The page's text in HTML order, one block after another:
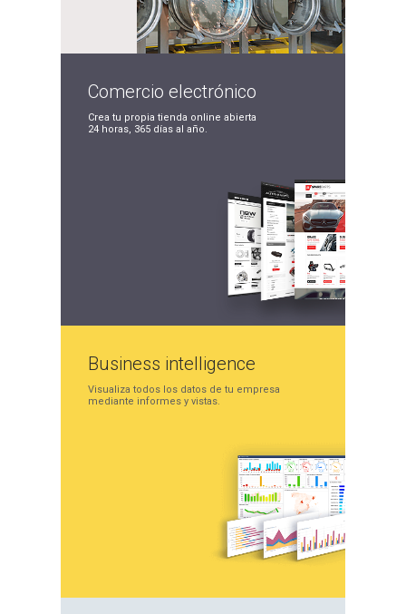
Comercioelectrónico
Crea tu propia tienda online abierta
24 horas, 365 días al año.
Business intelligence
Visualiza todos los datos de tu empresa
mediante informes y vistas.